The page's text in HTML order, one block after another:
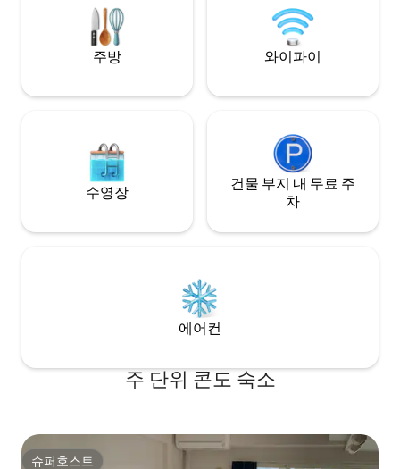
전을 갖춘 Subaru, EXIGA (7인승) 입니다.
스트레칭을 하고 관광을 원하는 게스트에
게 추천합니다!※ 예약 전 호스트에게 메시
지를 보내주세요 ^ ^ ~ 식사 소개 (스시, 라
일본 간식 만들기 체험, 일본 간식, 다도, 장
Jokishi, Chuo Ward, Hokkaido
35분, 기로로 리조
지 차로 10분 거리
가 있습니다. 무료
접시, 조리 도구가
은 없습니다.차로
1층에서 2층으로
야 합니다. * 주말 및 공휴일에는 휴무입니
다.월요일부터 금
터 오후 4시까지
겠습니다. 미리 감
주방 와이파이
수영장
건물 부지 내 무료 주
차
에어컨
주 단위 콘도 숙소
슈퍼호스트